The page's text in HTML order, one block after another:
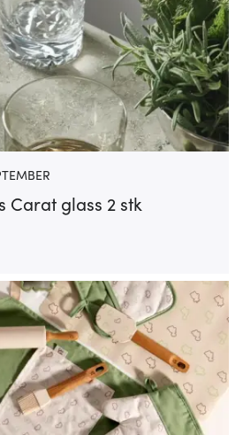
Carat glass 2 stk